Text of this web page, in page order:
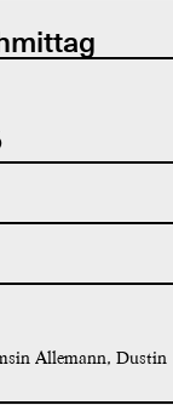
Allemann, Dustin